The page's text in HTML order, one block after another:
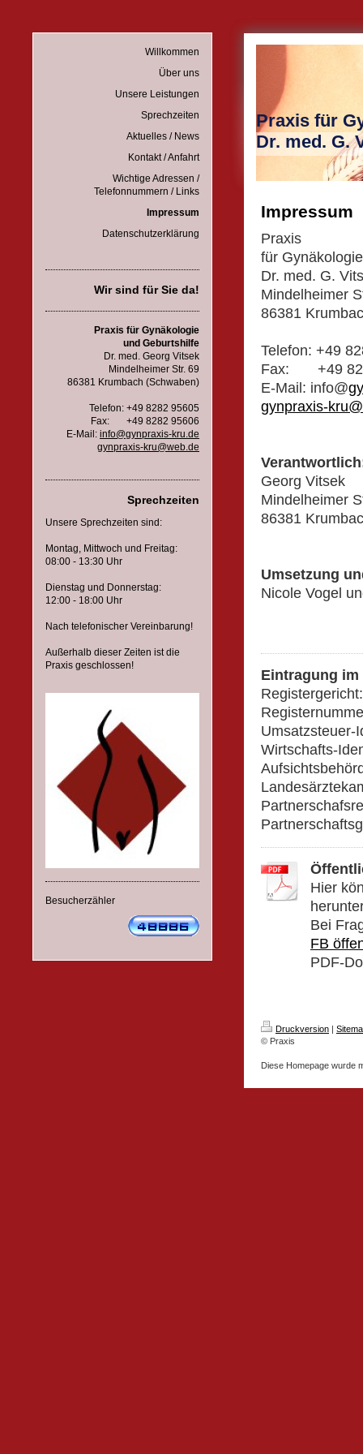
Willkommen
Über uns
Unsere Leistungen
Sprechzeiten
Aktuelles / News
Kontakt / Anfahrt
Wichtige Adressen /
Telefonnummern / Links
Impressum
Datenschutzerklärung
Wir sind für Sie da!
Praxis für Gynäkologie
und Geburtshilfe
Dr. med. Georg Vitsek
Mindelheimer Str. 69
86381 Krumbach (Schwaben)
Telefon: +49 8282 95605
Fax: +49 8282 95606
E-Mail: info@gynpraxis-kru.de
gynpraxis-kru@web.de
Sprechzeiten
Unsere Sprechzeiten sind:
Montag, Mittwoch und Freitag:
08:00 - 13:30 Uhr
Dienstag und Donnerstag:
12:00 - 18:00 Uhr
Nach telefonischer Vereinbarung!
Außerhalb dieser Zeiten ist die
Praxis geschlossen!
Besucherzähler
Praxis für
Dr. med. G.
Impressum
Praxis
für
Dr. med. G.
Mindelheimer
86381
Telefon: +49
Fax: +49
E-Mail: info@
gynpraxis-
Georg Vitsek
Mindelheimer
86381
Umsetzung
Nicole Vogel
Eintragung
Umsatzsteuer-
Wirtschafts-
Hier
Bei
FB
PDF-
Druckversion |
© Praxis
Diese Homepage wurde